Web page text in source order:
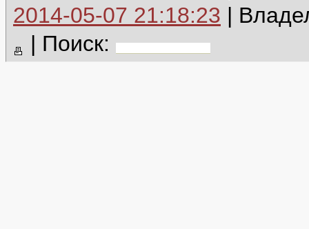
2014-05-07 21:18:23 |
| Поиск: